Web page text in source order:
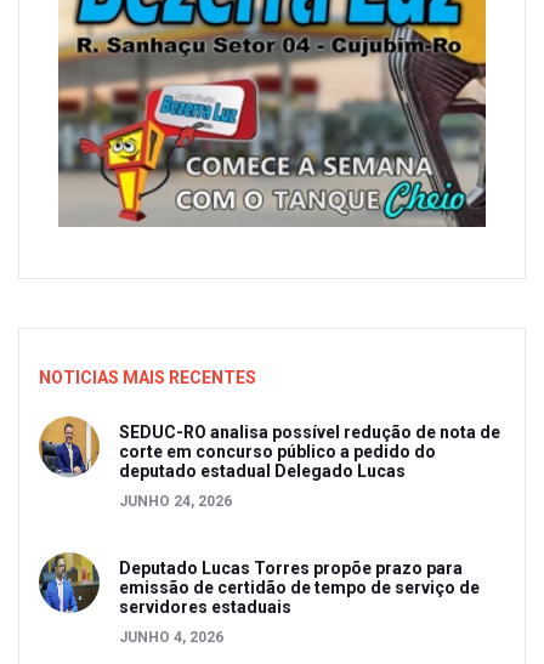
NOTICIAS MAIS RECENTES
SEDUC-RO analisa possível redução de nota de
corte em concurso público a pedido do
deputado estadual Delegado Lucas
JUNHO 24, 2026
Deputado Lucas Torres propõe prazo para
emissão de certidão de tempo de serviço de
servidores estaduais
JUNHO 4, 2026